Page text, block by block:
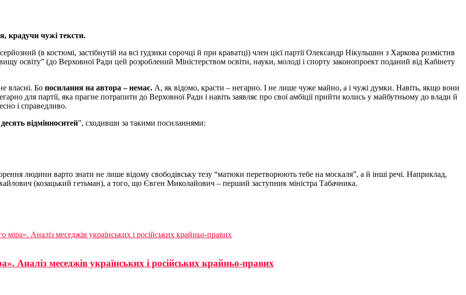
крадучи чужі тексти.
(в костюмі, застібнутій на всі ґудзики сорочці й при краватці) член цієї партії Олександр Нікульшин з Харкова розмістив
освіту” (до Верховної Ради цей розроблений Міністерством освіти, науки, молоді і спорту законопроект поданий від Кабінету
власні. Бо посилання на автора – немає. А, як відомо, красти – негарно. І не лише чуже майно, а і чужі думки. Навіть, якщо вони
для партії, яка прагне потрапити до Верховної Ради і навіть заявляє про свої амбіції прийти колись у майбутньому до влади й
і справедливо.
відмінноситей”, сходивши за такими посиланнями:
людини варто знати не лише відому свободівську тезу “матюки перетворюють тебе на москаля”, а й інші речі. Наприклад,
(козацький гетьман), а того, що Євген Миколайович – перший заступник міністра Табачника.
міра». Аналіз меседжів українських і російських крайньо-правих
Аналіз меседжів українських і російських крайньо-правих